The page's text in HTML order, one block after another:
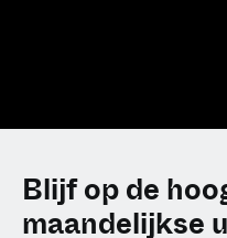
Blijf op de
maandelijkse